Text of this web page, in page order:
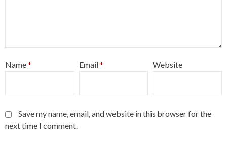
Name* Email* Website
Save my name, email, and website in this browser for the
next time I comment.